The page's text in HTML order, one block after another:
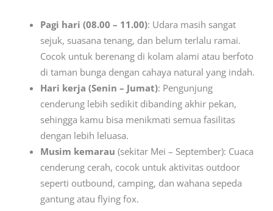
Pagi hari (08.00 – 11.00): Udara masih sangat
sejuk, suasana tenang, dan belum terlalu ramai.
Cocok untuk berenang di kolam alami atau berfoto
di taman bunga dengan cahaya natural yang indah.
Hari kerja (Senin – Jumat): Pengunjung
cenderung lebih sedikit dibanding akhir pekan,
sehingga kamu bisa menikmati semua fasilitas
dengan lebih leluasa.
Musim kemarau (sekitar Mei – September): Cuaca
cenderung cerah, cocok untuk aktivitas outdoor
seperti outbound, camping, dan wahana sepeda
gantung atau flying fox.